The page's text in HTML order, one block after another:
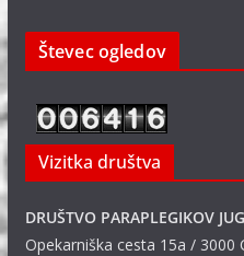
Števec ogledov
Vizitka društva
DRUŠTVO PARAPLEGIKOV
Opekarniška cesta 15a / 3000